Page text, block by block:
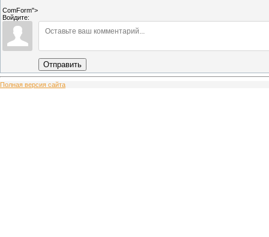
ComForm">
Войдите:
Отправить
Полная версия сайта